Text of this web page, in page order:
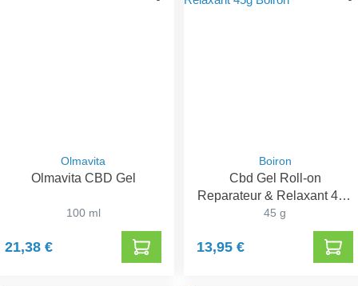
Olmavita
Olmavita CBD Gel
100 ml
21,38 €
Boiron
Cbd Gel Roll-on
Reparateur & Relaxant 45g
Boiron
45 g
13,95 €